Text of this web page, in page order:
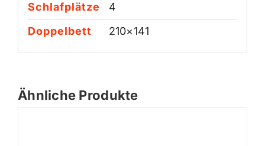
Schlafplätze
4
Doppelbett
210×141
Ähnliche Produkte